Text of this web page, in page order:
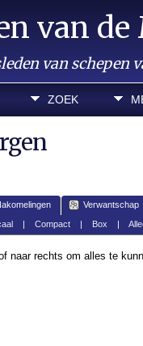
van de
van schepen
ZOEK
Verwantschap
| Compact| Box |
naar rechts om alles te